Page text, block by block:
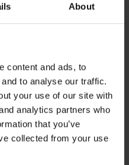
About
content and ads, to
to analyse our traffic.
your use of our site with
analytics partners who
that you’ve
collected from your use
najhorúcejšie